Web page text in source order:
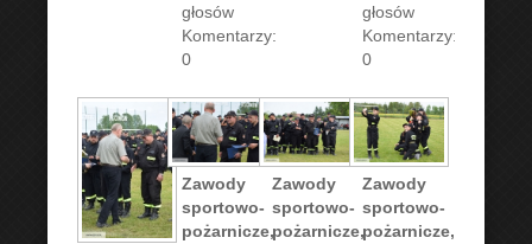
głosów
Komentarzy:
0
głosów
Komentarzy:
0
Zawody
sportowo-
pożarnicze,
Zawody
sportowo-
pożarnicze,
Zawody
sportowo-
pożarnicze,